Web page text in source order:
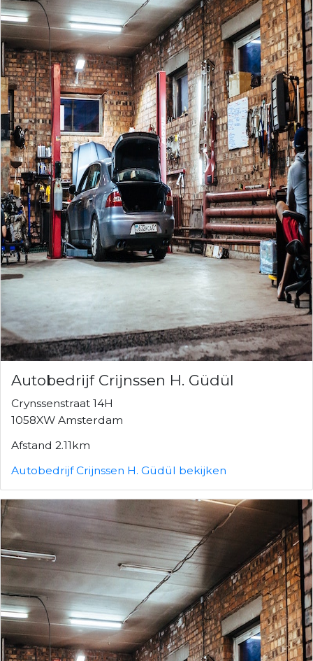
Autobedrijf Crijnssen H. Güdül
Crynssenstraat 14H
1058XW Amsterdam
Afstand 2.11km
Autobedrijf Crijnssen H. Güdül bekijken